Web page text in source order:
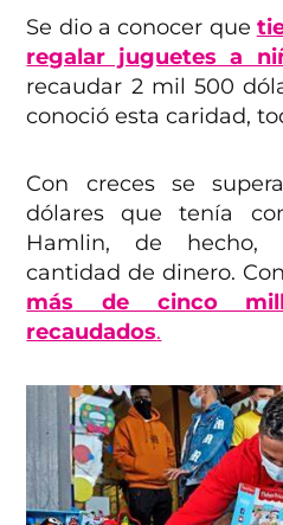
Se dio a conocer que
regalar juguetes a
recaudar 2 mil 500
conoció esta caridad,
Con creces se
dólares que tenía
Hamlin, de hecho,
cantidad de dinero.
más de cinco
recaudados.